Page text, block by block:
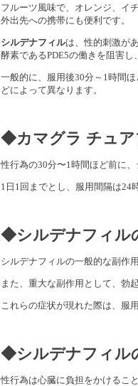
フルーツ風味で、オレンジ、イ
外出先への携帯にも便利です。
シルデナフィルは、性的刺激が
酵素であるPDE5の働きを阻害し
一般的に、服用後30分～1時間
どによって異なります。
◆カマグラ チュア
性行為の30分〜1時間ほど前に
1日1回までとし、服用間隔は24
◆シルデナフィル
シルデナフィルの一般的な副作
また、重大な副作用として、勃
これらの症状が現れた際は、服
◆シルデナフィル
性行為は心臓に負担をかけるこ